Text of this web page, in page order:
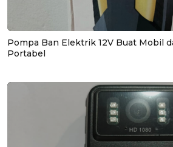
Pompa Ban Elektrik 12V Buat Mobil
Portabel